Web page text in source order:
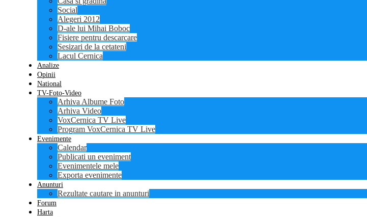
Social
Alegeri 2012
D-ale lui Mihai Boboc
Fisiere pentru descarcare
Sesizari de la cetateni
Lacul Cernica
Analize
Opinii
National
TV-Foto-Video
Arhiva Albume Foto
Arhiva Video
VoxCernica TV Live
Program VoxCernica TV Live
Evenimente
Calendar
Publicati un eveniment
Evenimentele mele
Exporta evenimente
Anunturi
Rezultate cautare in anunturi
Forum
Harta